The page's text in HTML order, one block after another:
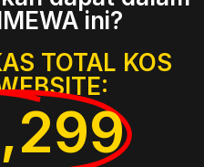
ini?
TOTAL KOS